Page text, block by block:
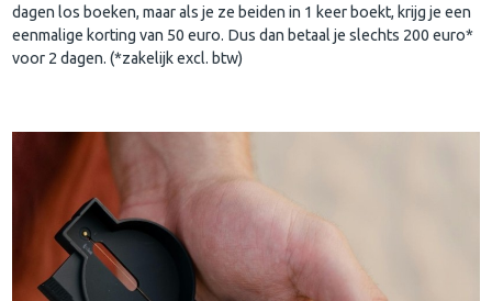
dagen los boeken, maar als je ze beiden in 1 keer boekt, krijg je een
eenmalige korting van 50 euro. Dus dan betaal je slechts 200 euro*
voor 2 dagen. (*zakelijk excl. btw)